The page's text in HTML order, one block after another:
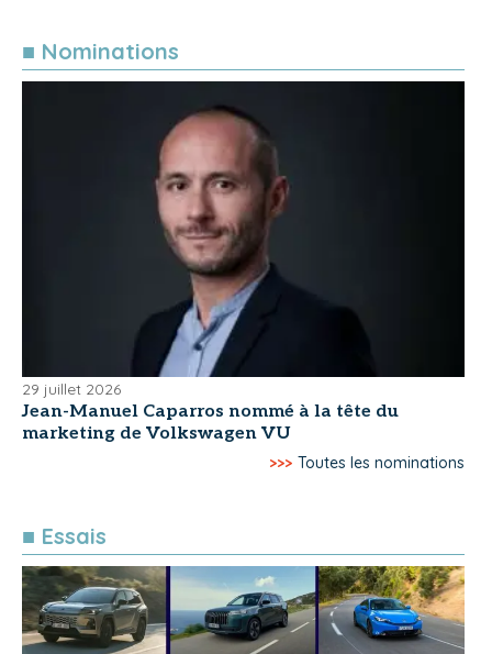
■ Nominations
29 juillet 2026
Jean-Manuel Caparros nommé à la tête du
marketing de Volkswagen VU
>>> Toutes les nominations
■ Essais